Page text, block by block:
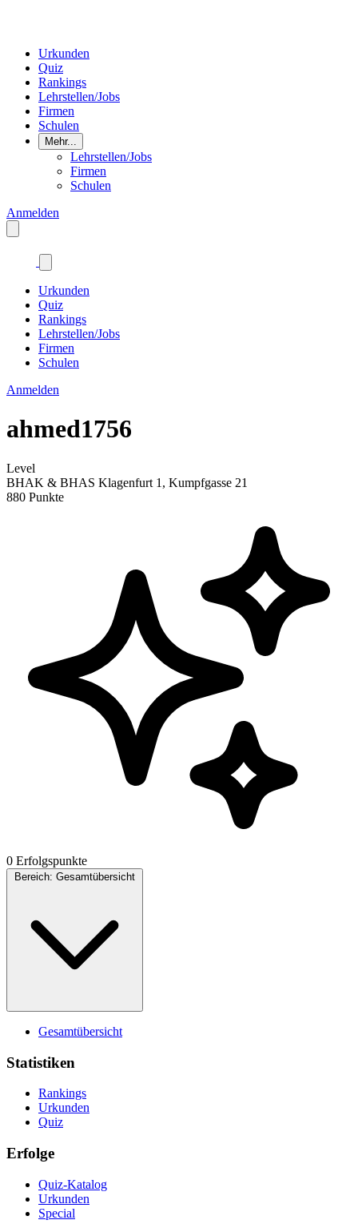
Urkunden
Quiz
Rankings
Lehrstellen/Jobs
Firmen
Schulen
Mehr...
Lehrstellen/Jobs
Firmen
Schulen
Anmelden
Urkunden
Quiz
Rankings
Lehrstellen/Jobs
Firmen
Schulen
Anmelden
ahmed1756
Level
BHAK & BHAS Klagenfurt 1, Kumpfgasse 21
880 Punkte
0 Erfolgspunkte
Bereich: Gesamtübersicht
Gesamtübersicht
Statistiken
Rankings
Urkunden
Quiz
Erfolge
Quiz-Katalog
Urkunden
Special